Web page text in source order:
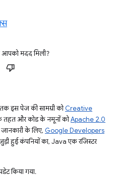
आपको मदद मिली?
इस पेज की सामग्री कोCreative
तहत और कोड के नमूनों कोApache 2.0
के लिए, Google Developers
हुई कंपनियों का, Java एक रजिस्टर
किया गया.